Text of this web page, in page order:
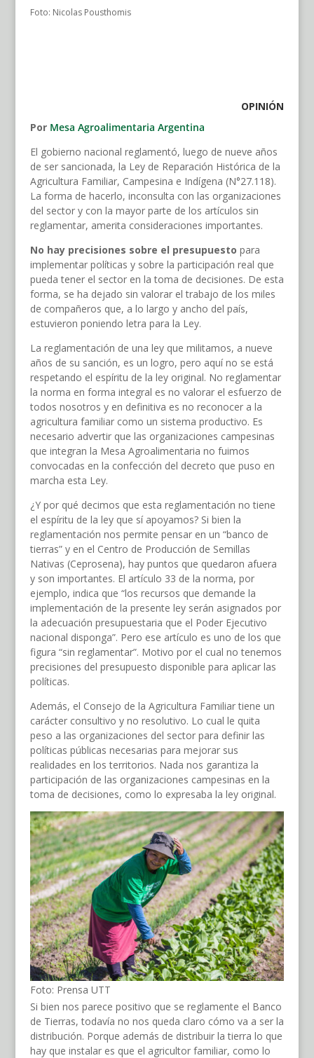
Foto: Nicolas Pousthomis
OPINIÓN
Por Mesa Agroalimentaria Argentina
El gobierno nacional reglamentó, luego de nueve años
de ser sancionada, la Ley de Reparación Histórica de la
Agricultura Familiar, Campesina e Indígena (N°27.118).
La forma de hacerlo, inconsulta con las organizaciones
del sector y con la mayor parte de los artículos sin
reglamentar, amerita consideraciones importantes.
No hay precisiones sobre el presupuesto para
implementar políticas y sobre la participación real que
pueda tener el sector en la toma de decisiones. De esta
forma, se ha dejado sin valorar el trabajo de los miles
de compañeros que, a lo largo y ancho del país,
estuvieron poniendo letra para la Ley.
La reglamentación de una ley que militamos, a nueve
años de su sanción, es un logro, pero aquí no se está
respetando el espíritu de la ley original. No reglamentar
la norma en forma integral es no valorar el esfuerzo de
todos nosotros y en definitiva es no reconocer a la
agricultura familiar como un sistema productivo. Es
necesario advertir que las organizaciones campesinas
que integran la Mesa Agroalimentaria no fuimos
convocadas en la confección del decreto que puso en
marcha esta Ley.
¿Y por qué decimos que esta reglamentación no tiene
el espíritu de la ley que sí apoyamos? Si bien la
reglamentación nos permite pensar en un “banco de
tierras” y en el Centro de Producción de Semillas
Nativas (Ceprosena), hay puntos que quedaron afuera
y son importantes. El artículo 33 de la norma, por
ejemplo, indica que “los recursos que demande la
implementación de la presente ley serán asignados por
la adecuación presupuestaria que el Poder Ejecutivo
nacional disponga”. Pero ese artículo es uno de los que
figura “sin reglamentar”. Motivo por el cual no tenemos
precisiones del presupuesto disponible para aplicar las
políticas.
Además, el Consejo de la Agricultura Familiar tiene un
carácter consultivo y no resolutivo. Lo cual le quita
peso a las organizaciones del sector para definir las
políticas públicas necesarias para mejorar sus
realidades en los territorios. Nada nos garantiza la
participación de las organizaciones campesinas en la
toma de decisiones, como lo expresaba la ley original.
Foto: Prensa UTT
Si bien nos parece positivo que se reglamente el Banco
de Tierras, todavía no nos queda claro cómo va a ser la
distribución. Porque además de distribuir la tierra lo que
hay que instalar es que el agricultor familiar, como lo